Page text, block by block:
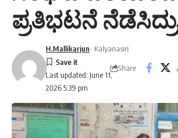
ಪ್ರತಿಭಟನೆ ನೆಡೆಸಿದ್ರು
Last updated: June 11,
2026 5:39 pm
H.Mallikarjun- Kalyanasiri
Share